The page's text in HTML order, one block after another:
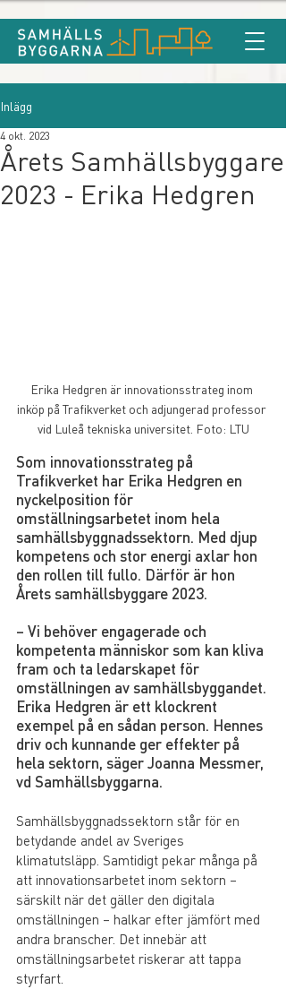
Inlägg
Årets Samhällsbyggare
2023 - Erika Hedgren
4 okt. 2023
Erika Hedgren är innovationsstrateg inom
inköp på Trafikverket och adjungerad professor
vid Luleå tekniska universitet. Foto: LTU
Som innovationsstrateg på
Trafikverket har Erika Hedgren en
nyckelposition för
omställningsarbetet inom hela
samhällsbyggnadssektorn. Med djup
kompetens och stor energi axlar hon
den rollen till fullo. Därför är hon
Årets samhällsbyggare 2023.
– Vi behöver engagerade och
kompetenta människor som kan kliva
fram och ta ledarskapet för
omställningen av samhällsbyggandet.
Erika Hedgren är ett klockrent
exempel på en sådan person. Hennes
driv och kunnande ger effekter på
hela sektorn, säger Joanna Messmer,
vd Samhällsbyggarna.
Samhällsbyggnadssektorn står för en
betydande andel av Sveriges
klimatutsläpp. Samtidigt pekar många på
att innovationsarbetet inom sektorn –
särskilt när det gäller den digitala
omställningen – halkar efter jämfört med
andra branscher. Det innebär att
omställningsarbetet riskerar att tappa
styrfart.